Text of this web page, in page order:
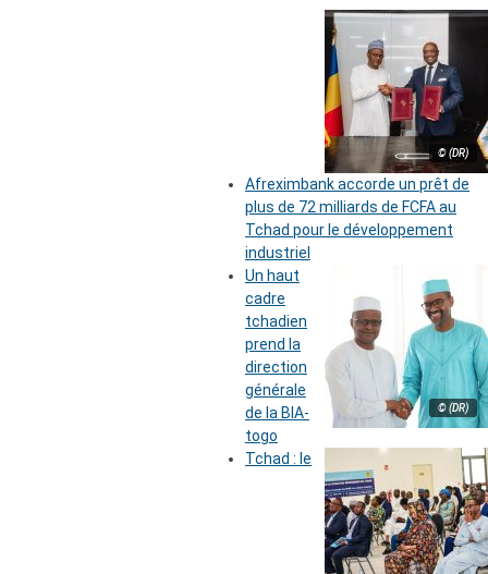
© (DR)
Afreximbank accorde un prêt de
plus de 72 milliards de FCFA au
Tchad pour le développement
industriel
© (DR)
Un haut
cadre
tchadien
prend la
direction
générale
de la BIA-
togo
Tchad : le